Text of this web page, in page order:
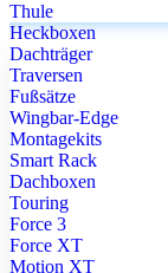
Thule
Heckboxen
Dachträger
Traversen
Fußsätze
Wingbar-Edge
Montagekits
Smart Rack
Dachboxen
Touring
Force 3
Force XT
Motion XT